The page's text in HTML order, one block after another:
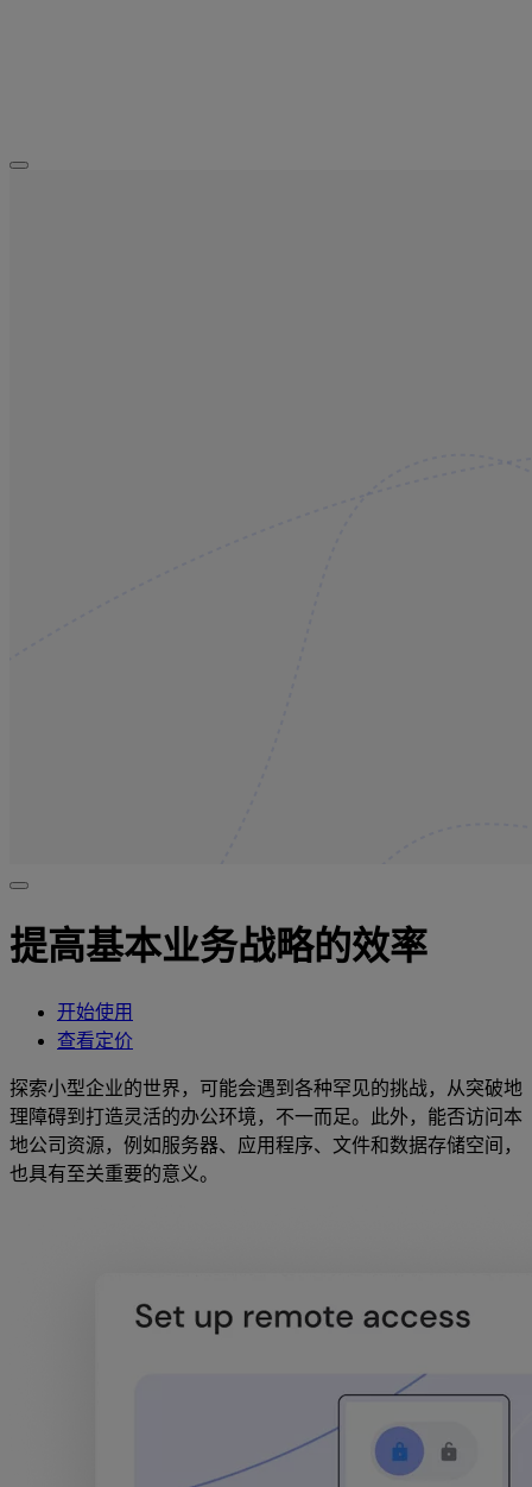
提高基本业务战略的效率
开始使用
查看定价
探索小型企业的世界，可能会遇到各种罕见的挑战，从突破地
理障碍到打造灵活的办公环境，不一而足。此外，能否访问本
地公司资源，例如服务器、应用程序、文件和数据存储空间，
也具有至关重要的意义。